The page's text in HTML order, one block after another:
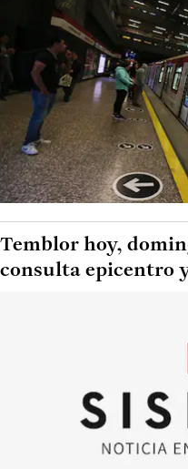
Temblor hoy,
consulta epicentro